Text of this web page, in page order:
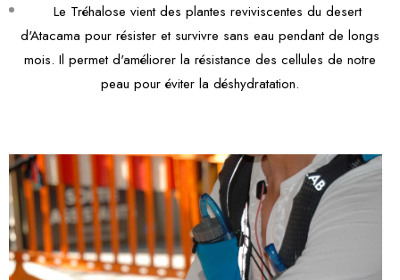
Le Tréhalose vient des plantes reviviscentes du desert
d'Atacama pour résister et survivre sans eau pendant de longs
mois. Il permet d'améliorer la résistance des cellules de notre
peau pour éviter la déshydratation.